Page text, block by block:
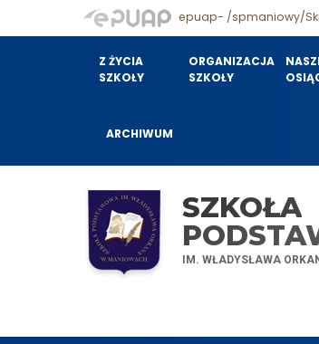
epuap- /spmaniowy/
Z ŻYCIA
SZKOŁY
ORGANIZACJA
SZKOŁY
ARCHIWUM
SZKOŁA
IM. WŁADYSŁAWA